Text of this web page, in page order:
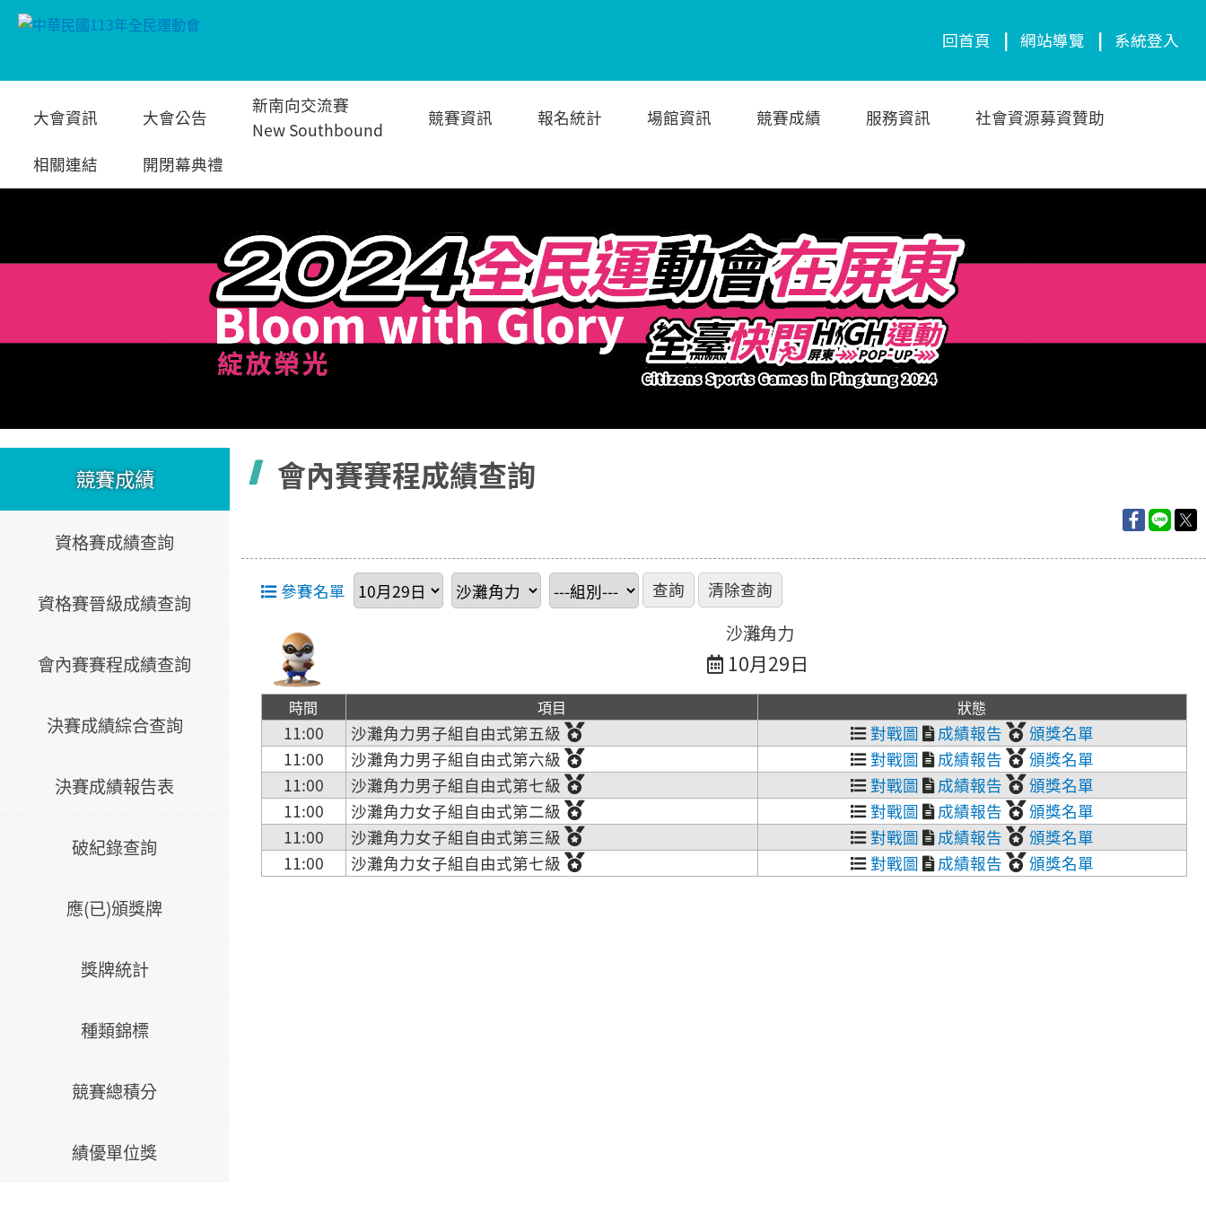
容
回首頁 | 網站導覽 | 系統登入
大會資訊 大會公告
新南向交流賽
New Southbound
競賽資訊 報名統計 場館資訊 競賽成績 服務資訊 社會資源募資贊助
相關連結 開閉幕典禮
競賽成績
資格賽成績查詢
資格賽晉級成績查詢
會內賽賽程成績查詢
決賽成績綜合查詢
決賽成績報告表
破紀錄查詢
應(已)頒獎牌
獎牌統計
種類錦標
競賽總積分
績優單位獎
會內賽賽程成績查詢
參賽名單
沙灘角力
10月29日
時間 項目 狀態
11:00 沙灘角力男子組自由式第五級 對戰圖 成績報告
頒獎名單
11:00
沙灘角力男子組自由式第六級 對戰圖 成績報告
頒獎名單
11:00
沙灘角力男子組自由式第七級 對戰圖 成績報告
頒獎名單
11:00
沙灘角力女子組自由式第二級 對戰圖 成績報告
頒獎名單
11:00
沙灘角力女子組自由式第三級 對戰圖 成績報告
頒獎名單
11:00
沙灘角力女子組自由式第七級 對戰圖 成績報告 頒獎名單